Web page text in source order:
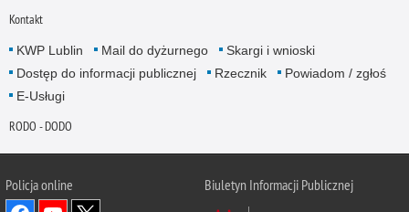
Kontakt
KWP Lublin Mail do dyżurnego
Skargi i wnioski
Dostęp do informacji publicznej
Rzecznik
Powiadom / zgłoś
E-Usługi
RODO - DODO
Policja online
Biuletyn Informacji Publicznej